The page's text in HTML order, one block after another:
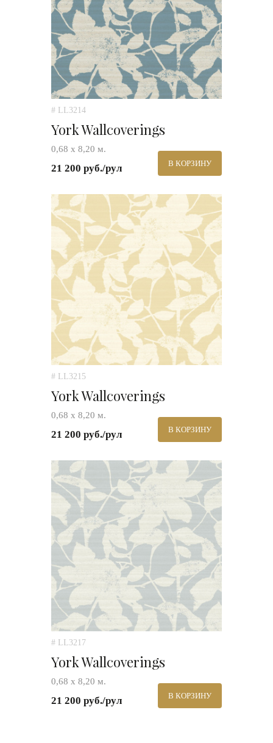
# LL3214
York Wallcoverings
0,68 x 8,20 м.
21 200 руб./рул В КОРЗИНУ
# LL3215
York Wallcoverings
0,68 x 8,20 м.
21 200 руб./рул В КОРЗИНУ
# LL3217
York Wallcoverings
0,68 x 8,20 м.
21 200 руб./рул В КОРЗИНУ